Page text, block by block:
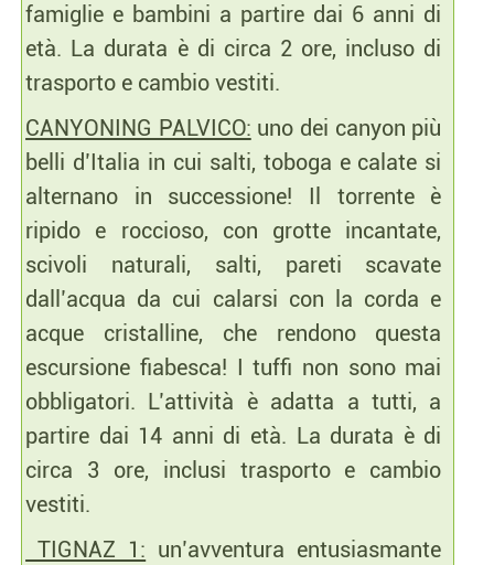
famiglie e bambini a partire dai 6 anni di
età. La durata è di circa 2 ore, incluso di
trasporto e cambio vestiti.
CANYONING PALVICO: uno dei canyon più
belli d’Italia in cui salti, toboga e calate si
alternano in successione! Il torrente è
ripido e roccioso, con grotte incantate,
scivoli naturali, salti, pareti scavate
dall’acqua da cui calarsi con la corda e
acque cristalline, che rendono questa
escursione fiabesca! I tuffi non sono mai
obbligatori. L’attività è adatta a tutti, a
partire dai 14 anni di età. La durata è di
circa 3 ore, inclusi trasporto e cambio
vestiti.
TIGNAZ 1: un’avventura entusiasmante